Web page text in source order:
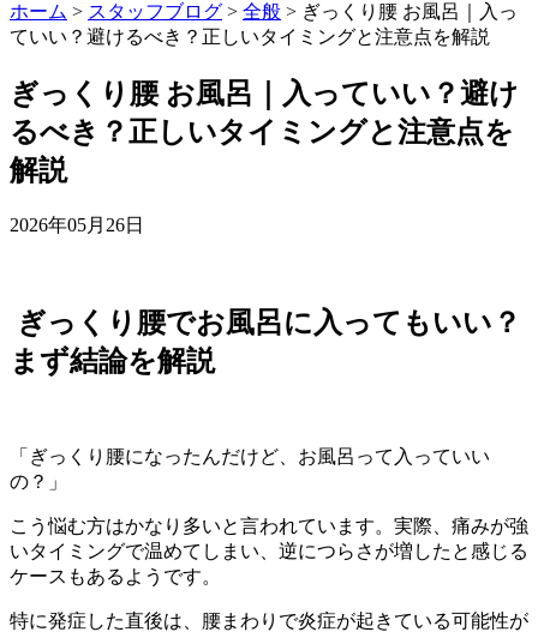
ホーム > スタッフブログ > 全般 > ぎっくり腰 お風呂｜入っ
ていい？避けるべき？正しいタイミングと注意点を解説
ぎっくり腰 お風呂｜入っていい？避け
るべき？正しいタイミングと注意点を
解説
2026年05月26日
ぎっくり腰でお風呂に入ってもいい？
まず結論を解説
「ぎっくり腰になったんだけど、お風呂って入っていい
の？」
こう悩む方はかなり多いと言われています。実際、痛みが強
いタイミングで温めてしまい、逆につらさが増したと感じる
ケースもあるようです。
特に発症した直後は、腰まわりで炎症が起きている可能性が